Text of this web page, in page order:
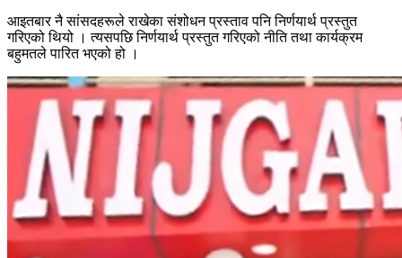
आइतबार नै सांसदहरूले राखेका संशोधन प्रस्ताव पनि निर्णयार्थ प्रस्तुत
गरिएको थियो । त्यसपछि निर्णयार्थ प्रस्तुत गरिएको नीति तथा कार्यक्रम
बहुमतले पारित भएको हो ।